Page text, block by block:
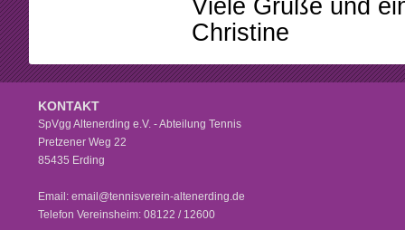
Viele Grüße und
Christine
KONTAKT
SpVgg Altenerding e.V. - Abteilung Tennis
Pretzener Weg 22
85435 Erding
Email: email@tennisverein-altenerding.de
Telefon Vereinsheim: 08122 / 12600